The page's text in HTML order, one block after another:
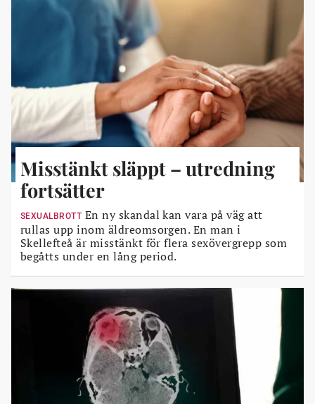
Misstänkt släppt – utredning
fortsätter
SEXUALBROTT En ny skandal kan vara på väg att
rullas upp inom äldreomsorgen. En man i
Skellefteå är misstänkt för flera sexövergrepp som
begåtts under en lång period.